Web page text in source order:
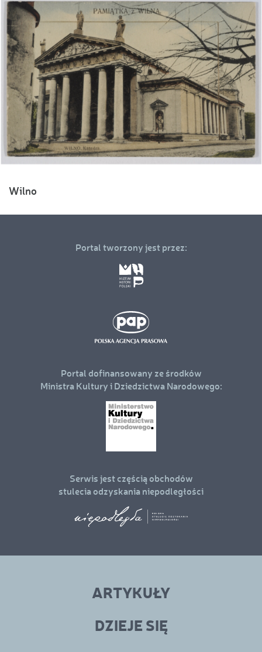
Wilno
Portal tworzony jest przez:
Portal dofinansowany ze środków
Ministra Kultury i Dziedzictwa Narodowego:
Serwis jest częścią obchodów
stulecia odzyskania niepodległości
ARTYKUŁY
DZIEJE SIĘ